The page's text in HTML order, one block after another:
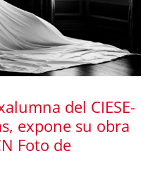
del CIESE-
expone su obra
Foto de